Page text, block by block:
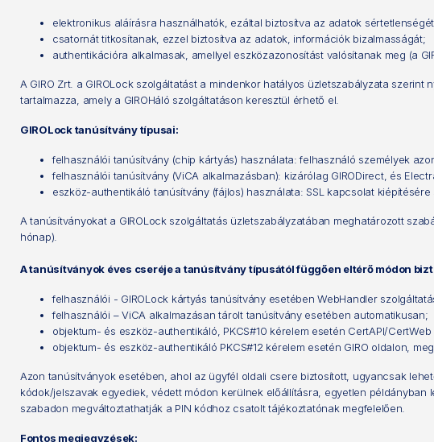
elektronikus aláírásra használhatók, ezáltal biztosítva az adatok
csatornát titkosítanak, ezzel biztosítva az adatok, információk bizalmasságát;
authentikációra alkalmasak, amellyel eszközazonosítást valósítanak meg (a
A GIRO Zrt. a GIROLock szolgáltatást a mindenkor hatályos üzletszabályzata
tartalmazza, amely a GIROHáló szolgáltatáson keresztül érhető el.
GIROLock tanúsítvány típusai:
felhasználói tanúsítvány (chip kártyás) használata: felhasználó személyek
felhasználói tanúsítvány (ViCA alkalmazásban): kizárólag GIRODirect, és
eszköz-authentikáló tanúsítvány (fájlos) használata: SSL kapcsolat kiépítésére
A tanúsítványokat a GIROLock szolgáltatás üzletszabályzatában meghatározott
hónap).
A tanúsítványok éves cseréje a tanúsítvány típusától függően eltérő módon
felhasználói - GIROLock kártyás tanúsítvány esetében WebHandler
felhasználói – ViCA alkalmazásan tárolt tanúsítvány esetében automatikusan;
objektum- és eszköz-authentikáló, PKCS#10 kérelem esetén CertAPI/
objektum- és eszköz-authentikáló PKCS#12 kérelem esetén GIRO oldalon,
Azon tanúsítványok esetében, ahol az ügyfél oldali csere biztosított, ugyancsak
kódok/jelszavak egyediek, védett módon kerülnek előállításra, egyetlen
szabadon megváltoztathatják a PIN kódhoz csatolt tájékoztatónak megfelelően.
Fontos megjegyzések: